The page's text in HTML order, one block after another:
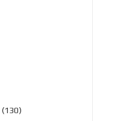
(130)